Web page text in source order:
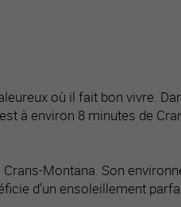
où il fait bon vivre.
à environ 8 minutes de
Montana. Son
d’un ensoleillement